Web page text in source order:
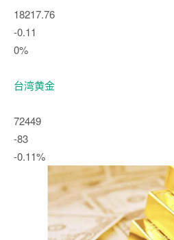
18217.76
-0.11
0%
台湾黄金
72449
-83
-0.11%